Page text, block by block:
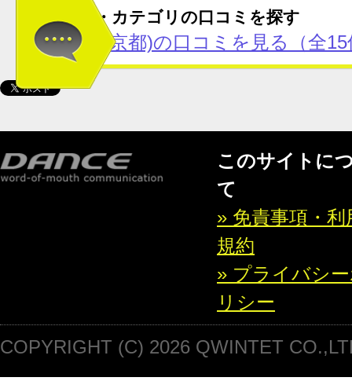
この地域・カテゴリの口コミを探す
新宿区(東京都)の口コミを見る（全15
このサイトに
て
» 免責事項・利
規約
» プライバシ
リシー
COPYRIGHT (C) 2026 QWINTET